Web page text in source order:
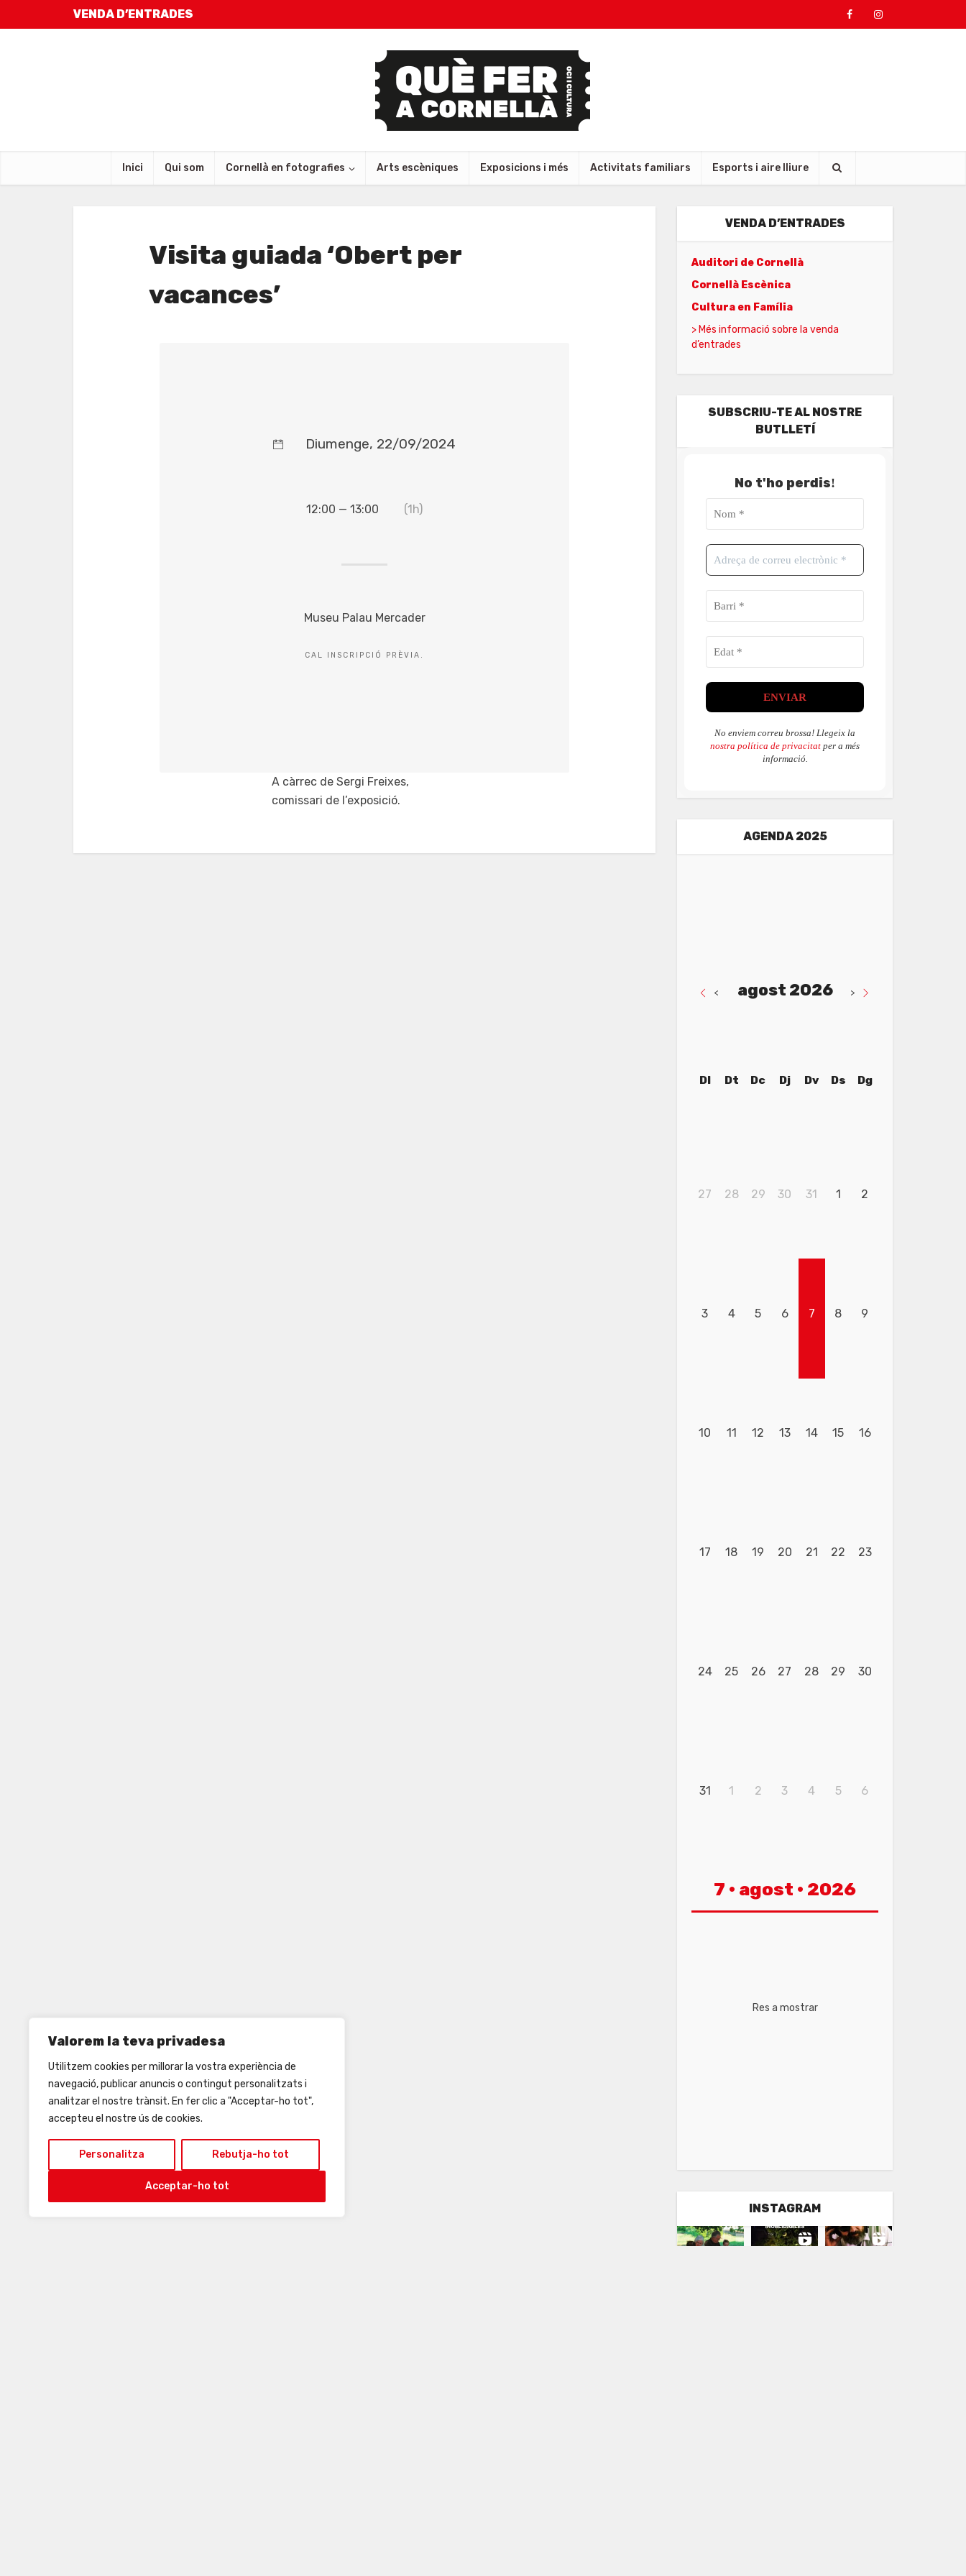
Valorem la teva privadesa
Utilitzem cookies per millorar la vostra experiència de
navegació, publicar anuncis o contingut personalitzats i
analitzar el nostre trànsit. En fer clic a "Acceptar-ho tot",
accepteu el nostre ús de cookies.
Personalitza Rebutja-ho tot
Acceptar-ho tot
VENDA D’ENTRADES
Inici Qui som Cornellà en fotografies Arts escèniques Exposicions i més Activitats familiars Esports i aire lliure
Visita guiada ‘Obert per
vacances’
A càrrec de Sergi Freixes,
comissari de l’exposició.
Diumenge, 22/09/2024
12:00 — 13:00 (1h)
Museu Palau Mercader
CAL INSCRIPCIÓ PRÈVIA.
VENDA D’ENTRADES
Auditori de Cornellà
Cornellà Escènica
Cultura en Família
> Més informació sobre la venda
d’entrades
SUBSCRIU-TE AL NOSTRE
BUTLLETÍ
No t'ho perdis!
No enviem correu brossa! Llegeix la
nostra política de privacitat per a més
informació.
AGENDA 2025
< agost 2026 >
Dl Dt Dc Dj Dv Ds Dg
27 28 29 30 31 1 2
3 4 5 6 7 8 9
10 11 12 13 14 15 16
17 18 19 20 21 22 23
24 25 26 27 28 29 30
31 1 2 3 4 5 6
7 · agost · 2026
Res a mostrar
INSTAGRAM